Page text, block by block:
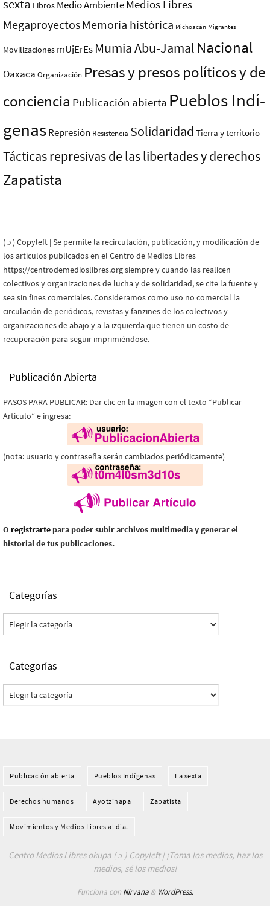
sexta Libros Medio AmbienteMedios Libres
MegaproyectosMemoria histórica Michoacán Migrantes
Movilizaciones mUjErEs Mumia Abu-Jamal Nacional
Oaxaca Organización Presas y presos polí­ticos y de
conciencia Publicación abierta Pueblos Indí­
genasRepresión Resistencia Solidaridad Tierra y territorio
Tácticas represivas de las libertades y derechos
Zapatista
( ɔ ) Copyleft | Se permite la recirculación, publicación, y modificación de
los artículos publicados en el Centro de Medios Libres
https://centrodemedioslibres.org siempre y cuando las realicen
colectivos y organizaciones de lucha y de solidaridad, se cite la fuente y
sea sin fines comerciales. Consideramos como uso no comercial la
circulación de periódicos, revistas y fanzines de los colectivos y
organizaciones de abajo y a la izquierda que tienen un costo de
recuperación para seguir imprimiéndose.
Publicación Abierta
PASOS PARA PUBLICAR: Dar clic en la imagen con el texto “Publicar
Artículo” e ingresa:
(nota: usuario y contraseña serán cambiados periódicamente)
O registrarte para poder subir archivos multimedia y generar el
historial de tus publicaciones.
Categorías
Categorías
Categorías
Categorías
Publicación abierta Pueblos Indí­genas La sexta
Derechos humanos Ayotzinapa Zapatista
Movimientos y Medios Libres al día.
Centro Medios Libres okupa ( ɔ ) Copyleft | ¡Toma los medios, haz los
medios, sé los medios!
Funciona con Nirvana& WordPress.